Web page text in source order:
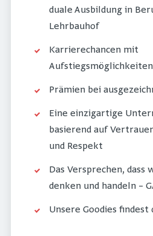
duale Ausbildung in
Lehrbauhof
Karrierechancen mit
Aufstiegsmöglichkeiten
Prämien bei
Eine einzigartige
basierend auf
und Respekt
Das Versprechen,
denken und handeln –
Unsere Goodies findest